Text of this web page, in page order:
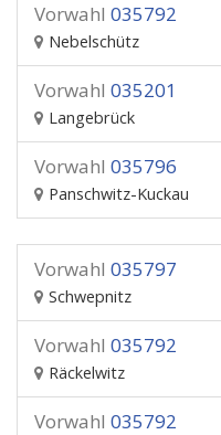
Vorwahl 035792
Nebelschütz
Vorwahl 035201
Langebrück
Vorwahl 035796
Panschwitz-Kuckau
Vorwahl 035797
Schwepnitz
Vorwahl 035792
Räckelwitz
Vorwahl 035792